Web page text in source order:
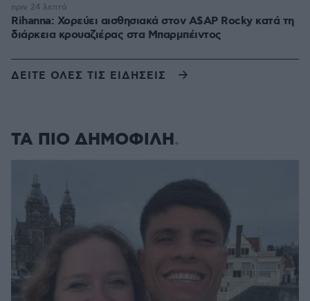
Rihanna: Χορεύει αισθησιακά στον A$AP Rocky κατά τη
διάρκεια κρουαζιέρας στα Μπαρμπέιντος
πριν 24 λεπτά
ΔΕΙΤΕ ΟΛΕΣ ΤΙΣ ΕΙΔΗΣΕΙΣ
ΤΑ ΠΙΟ ΔΗΜΟΦΙΛΗ